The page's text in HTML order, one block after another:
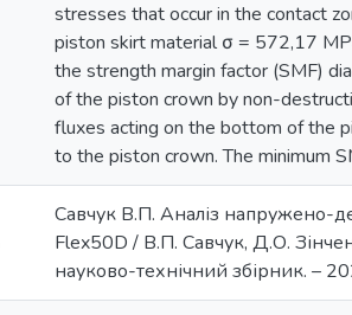
stresses that occur in the contact
piston skirt material σ = 572,17
the strength margin factor (SMF)
of the piston crown by non-
fluxes acting on the bottom of the
to the piston crown. The minimum
Савчук В.П. Аналіз напружено-
Flex50D / В.П. Савчук, Д.О.
науково-технічний збірник. –